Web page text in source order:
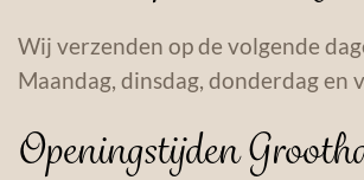
Wij verzenden op de volgende
Maandag, dinsdag, donderdag en
Openingstijden